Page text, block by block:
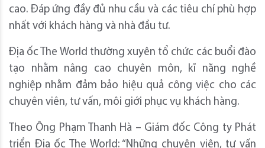
cao. Đáp ứng đầy đủ nhu cầu và các tiêu chí phù hợp
nhất với khách hàng và nhà đầu tư.
Địa ốc The World thường xuyên tổ chức các buổi đào
tạo nhằm nâng cao chuyên môn, kĩ năng nghề
nghiệp nhằm đảm bảo hiệu quả công việc cho các
chuyên viên, tư vấn, môi giới phục vụ khách hàng.
Theo Ông Phạm Thanh Hà – Giám đốc Công ty Phát
triển Địa ốc The World: “Những chuyên viên, tư vấn